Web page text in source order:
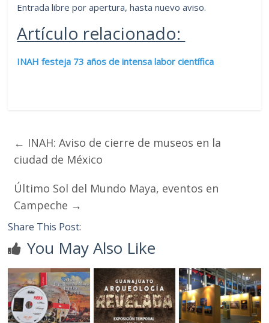
Entrada libre por apertura, hasta nuevo aviso.
Artículo relacionado:
INAH festeja 73 años de intensa labor científica
← INAH: Aviso de cierre de museos en la
ciudad de México
Último Sol del Mundo Maya, eventos en
Campeche →
Share This Post:
You May Also Like